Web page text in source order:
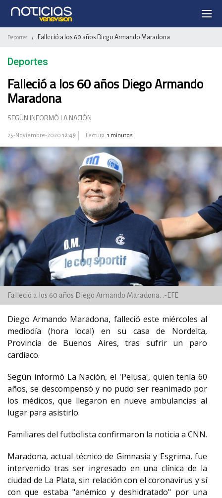
Deportes / Falleció a los 60 años Diego Armando Maradona
Deportes
Falleció a los 60 años Diego Armando
Maradona
SEGÚN INFORMÓ LA NACIÓN
25-Noviembre-2020 12:49 Lectura: 1 minutos
Falleció a los 60 años Diego Armando Maradona. .-EFE
Diego Armando Maradona, falleció este miércoles al
mediodía (hora local) en su casa de Nordelta,
Provincia de Buenos Aires, tras sufrir un paro
cardíaco.
Según informó La Nación, el 'Pelusa', quien tenía 60
años, se descompensó y no pudo ser reanimado por
los médicos, que llegaron en nueve ambulancias al
lugar para asistirlo.
Familiares del futbolista confirmaron la noticia a CNN.
Maradona, actual técnico de Gimnasia y Esgrima, fue
intervenido tras ser ingresado en una clínica de la
ciudad de La Plata, sin relación con el coronavirus y sí
con que estaba "anémico y deshidratado" por una